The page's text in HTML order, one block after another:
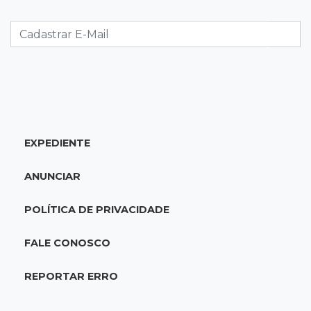
preso
14:28Preservação
Natural Pérola do Pantanal
Pantaneiro que salvou fazenda com diques
EXPEDIENTE
ANUNCIAR
POLÍTICA DE PRIVACIDADE
FALE CONOSCO
REPORTAR ERRO